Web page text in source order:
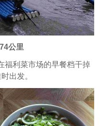
公里
福利菜市场的早餐档干掉
出发。